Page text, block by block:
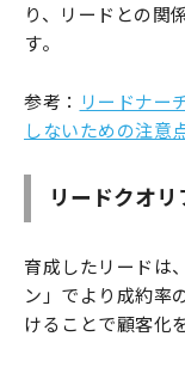
り、リードとの関
す。
参考： リードナー
しないための注意
リードクオリ
育成したリードは
ン」でより成約率
けることで顧客化